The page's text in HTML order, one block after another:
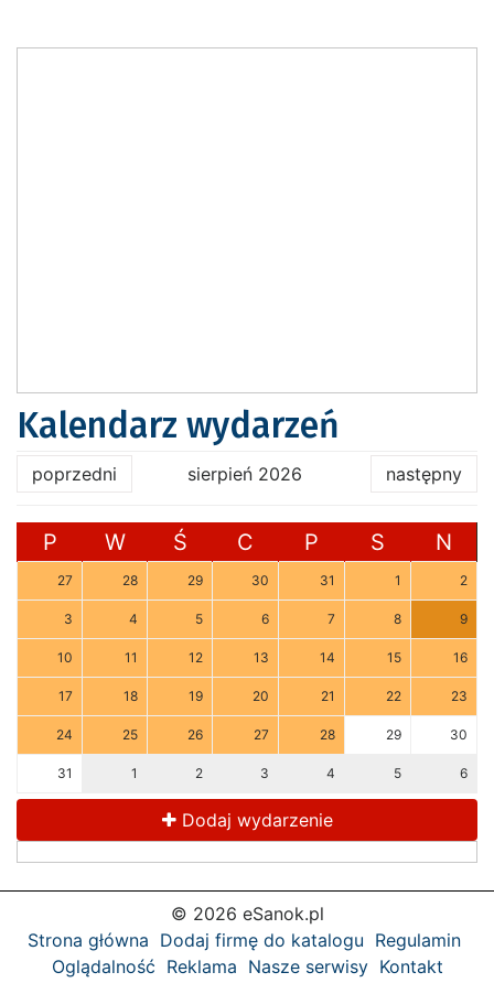
Kalendarz wydarzeń
poprzedni sierpień 2026 następny
P W Ś C P S N
27 28 29 30 31 1 2
3 4 5 6 7 8 9
10 11 12 13 14 15 16
17 18 19 20 21 22 23
24 25 26 27 28 29 30
31 1 2 3 4 5 6
Dodaj wydarzenie
© 2026 eSanok.pl
Strona główna Dodaj firmę do katalogu Regulamin
Oglądalność Reklama Nasze serwisy Kontakt